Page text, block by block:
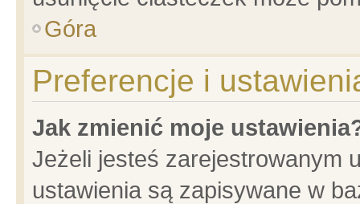
Góra
Preferencje i
Jak zmienić moje
Jeżeli jesteś zarejestrowanym
ustawienia są zapisywane w